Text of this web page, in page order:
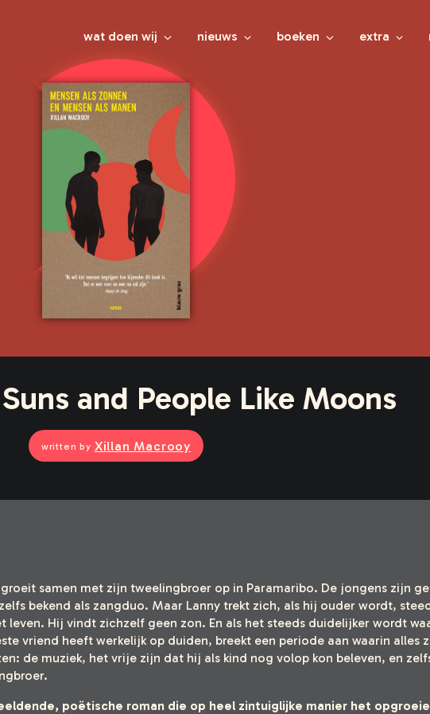
wat doen wij
veelgestelde vragen
wie zijn wij
nieuws
leestips
evenementen
boeken
extra
and People Like Moons
written by Xillan Macrooy
groeit samen met zijn tweelingbroer op in Paramaribo. De jongens zijn
bekend als zangduo. Maar Lanny trekt zich, als hij ouder wordt,
leven. Hij vindt zichzelf geen zon. En als het steeds duidelijker wordt
vriend heeft werkelijk op duiden, breekt een periode aan waarin alles
de muziek, het vrije zijn dat hij als kind nog volop kon beleven, en
poëtische roman die op heel zintuiglijke manier het